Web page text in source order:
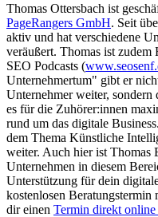
Thomas Ottersbach ist
PageRangers GmbH. Seit
aktiv und hat verschiedene
veräußert. Thomas ist zudem
SEO Podcasts (
Unternehmertum" gibt er
Unternehmer weiter,
es für die Zuhörer:innen
rund um das digitale
dem Thema Künstliche
weiter. Auch hier ist Thomas
Unternehmen in diesem
Unterstützung für dein
kostenlosen Beratungstermin
dir einen Termin direkt online